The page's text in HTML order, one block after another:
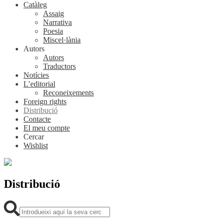
Catàleg
Assaig
Narrativa
Poesia
Miscel·lània
Autors
Autors
Traductors
Notícies
L’editorial
Reconeixements
Foreign rights
Distribució
Contacte
El meu compte
Cercar
Wishlist
Distribució